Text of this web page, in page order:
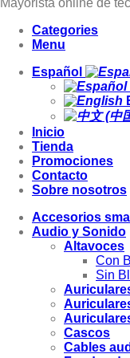
Categories
Menu
Español
Inicio
Tienda
Promociones
Contacto
Sobre nosotros
Accesorios
Audio y Sonido
Altavoces
Con
Sin
Cascos
Cables